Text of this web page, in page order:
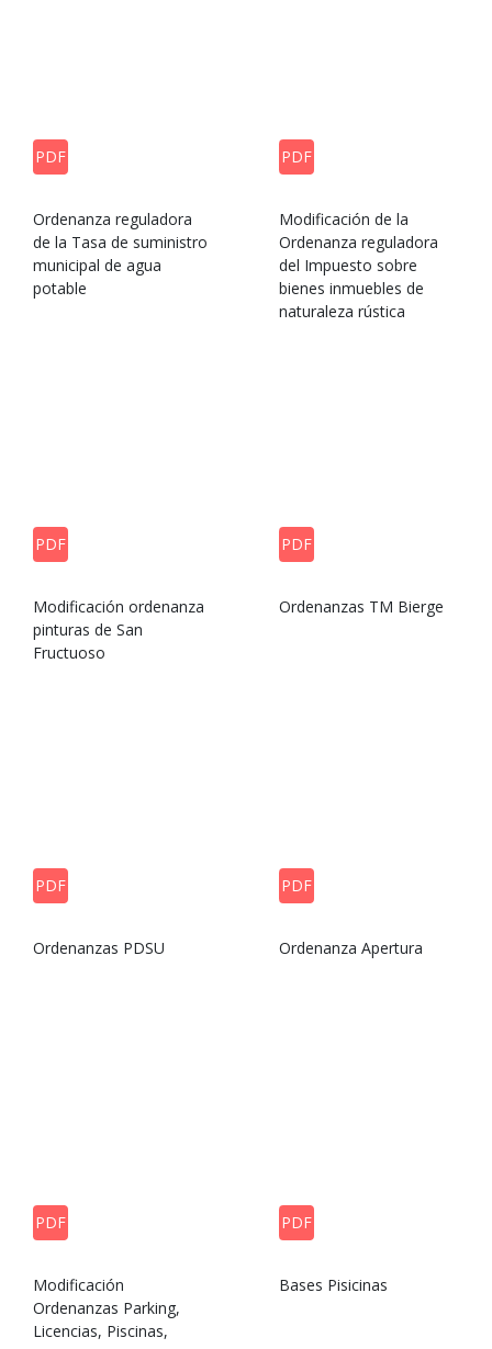
PDF
Ordenanza reguladora
de la Tasa de suministro
municipal de agua
potable
PDF
Modificación de la
Ordenanza reguladora
del Impuesto sobre
bienes inmuebles de
naturaleza rústica
PDF
Modificación ordenanza
pinturas de San
Fructuoso
PDF
Ordenanzas TM Bierge
PDF
Ordenanzas PDSU
PDF
Ordenanza Apertura
PDF
Modificación
Ordenanzas Parking,
Licencias, Piscinas,
PDF
Bases Pisicinas